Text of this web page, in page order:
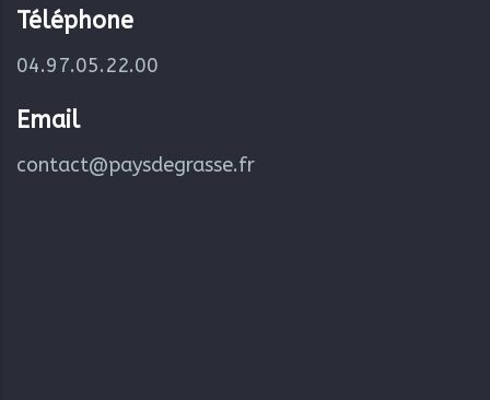
Téléphone
04.97.05.22.00
Email
contact@paysdegrasse.fr